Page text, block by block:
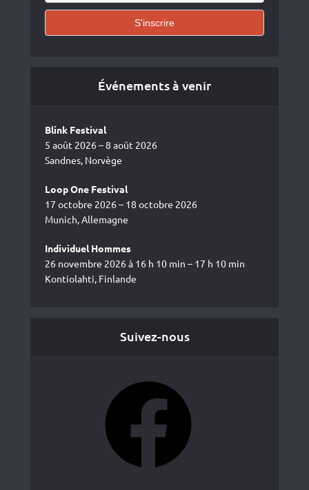
Événements à venir
Blink Festival
5 août 2026 – 8 août 2026
Sandnes, Norvège
Loop One Festival
17 octobre 2026 – 18 octobre 2026
Munich, Allemagne
Individuel Hommes
26 novembre 2026 à 16 h 10 min – 17 h 10 min
Kontiolahti, Finlande
Suivez-nous